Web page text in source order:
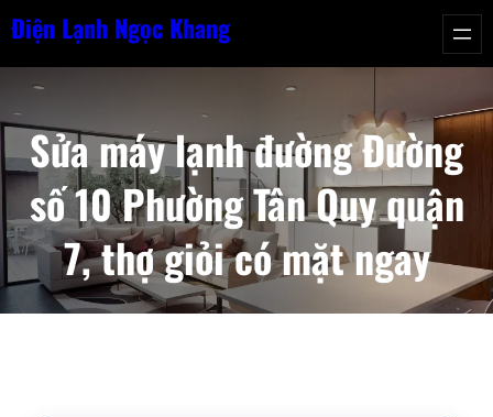
Chuyển
nội
dung
Điện Lạnh Ngọc Khang
Sửa máy lạnh đường Đường
số 10 Phường Tân Quy quận
7, thợ giỏi có mặt ngay